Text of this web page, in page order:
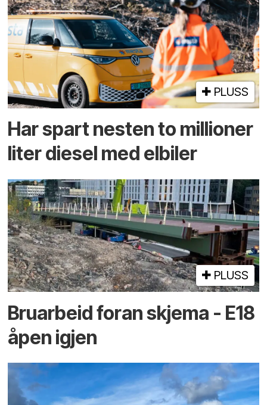
PLUSS
Har spart nesten to millioner
liter diesel med elbiler
PLUSS
Bruarbeid foran skjema - E18
åpen igjen